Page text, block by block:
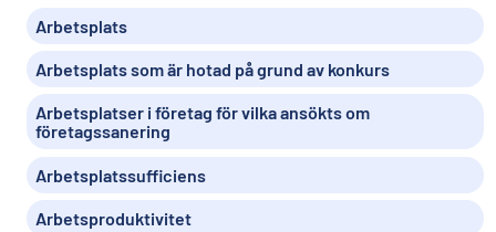
Arbetsplats
Arbetsplats som är hotad på grund av konkurs
Arbetsplatser i företag för vilka ansökts om
företagssanering
Arbetsplatssufficiens
Arbetsproduktivitet